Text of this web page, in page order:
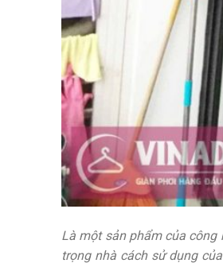
Là một sản phẩm của công
trọng nhà cách sử dụng